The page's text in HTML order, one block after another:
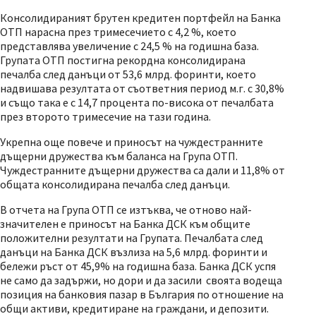
Консолидираният брутен кредитен портфейл на Банка
ОТП нарасна през тримесечието с 4,2 %, което
представлява увеличение с 24,5 % на годишна база.
Групата ОТП постигна рекордна консолидирана
печалба след данъци от 53,6 млрд. форинти, което
надвишава резултата от съответния период м.г. с 30,8%
и също така е с 14,7 процента по-висока от печалбата
през второто тримесечие на тази година.
Укрепна още повече и приносът на чуждестранните
дъщерни дружества към баланса на Група ОТП.
Чуждестранните дъщерни дружества са дали и 11,8% от
общата консолидирана печалба след данъци.
В отчета на Група ОТП се изтъква, че отново най-
значителен е приносът на Банка ДСК към общите
положителни резултати на Групата. Печалбата след
данъци на Банка ДСК възлиза на 5,6 млрд. форинти и
бележи ръст от 45,9% на годишна база. Банка ДСК успя
не само да задържи, но дори и да засили своята водеща
позиция на банковия пазар в България по отношение на
общи активи, кредитиране на граждани, и депозити.